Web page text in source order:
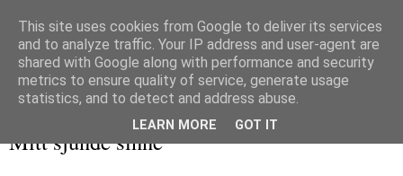
Mitt sjunde sinne
This site uses cookies from Google to deliver its services
and to analyze traffic. Your IP address and user-agent are
shared with Google along with performance and security
metrics to ensure quality of service, generate usage
statistics, and to detect and address abuse.
LEARN MORE GOT IT